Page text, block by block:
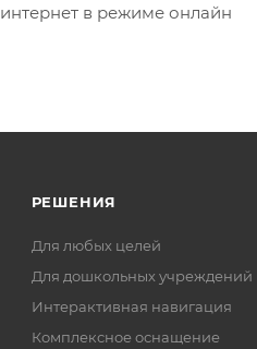
в режиме онлайн
РЕШЕНИЯ
Для любых целей
Для дошкольных учреждений
Интерактивная навигация
Комплексное оснащение